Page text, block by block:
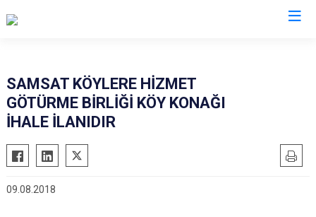
Besni
Gerger
SAMSAT KÖYLERE HİZMET
GÖTÜRME BİRLİĞİ KÖY KONAĞI
İHALE İLANIDIR
09.08.2018